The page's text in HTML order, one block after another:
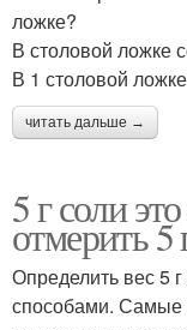
ложке?
В столовой ложке
В 1 столовой
читать дальше →
5 г соли
отмерить 5
Определить вес 5
способами. Самые